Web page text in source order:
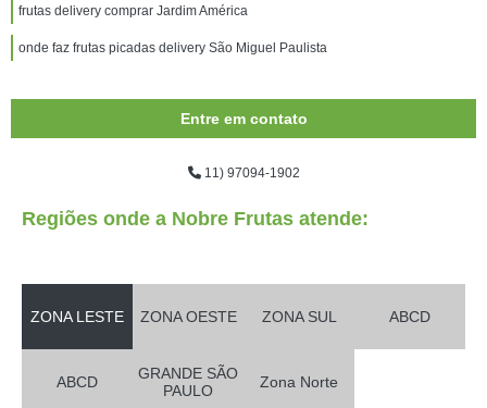
frutas delivery comprar Jardim América
onde faz frutas picadas delivery São Miguel Paulista
Entre em contato
11) 97094-1902
Regiões onde a Nobre Frutas atende:
ZONA LESTE ZONA OESTE ZONA SUL ABCD
ABCD
GRANDE SÃO
PAULO
Zona Norte